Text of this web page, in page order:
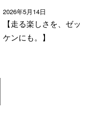
2026年5月14日
【走る楽しさを、ゼッ
ケンにも。】